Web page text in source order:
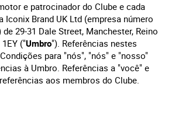
e patrocinador do Clube e cada
Iconix Brand UK Ltd (empresa número
de 29-31 Dale Street, Manchester, Reino
("Umbro"). Referências nestes
para "nós", "nós" e "nosso"
à Umbro. Referências a "você" e
aos membros do Clube.